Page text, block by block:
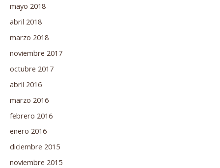
mayo 2018
abril 2018
marzo 2018
noviembre 2017
octubre 2017
abril 2016
marzo 2016
febrero 2016
enero 2016
diciembre 2015
noviembre 2015